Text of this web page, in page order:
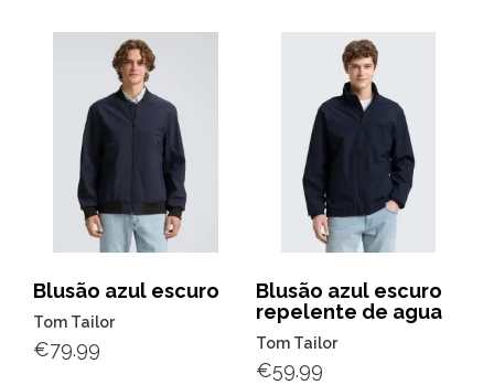
Blusão azul escuro
Tom Tailor
€79.99
Blusão azul escuro
repelente de agua
Tom Tailor
€59.99